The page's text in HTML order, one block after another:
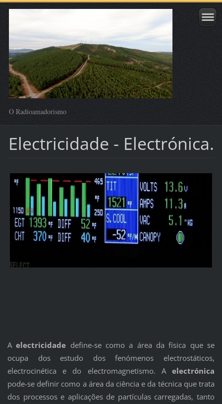
O Radioamadorismo
Electricidade - Electrónica.
Aelectricidade define-se como a área da física que se
ocupa dos estudo dos fenómenos electrostáticos,
electrocinética e do electromagnetismo. Aelectrónica
pode-se definir como a área da ciência e da técnica que trata
dos processos e aplicações de partículas carregadas, tanto